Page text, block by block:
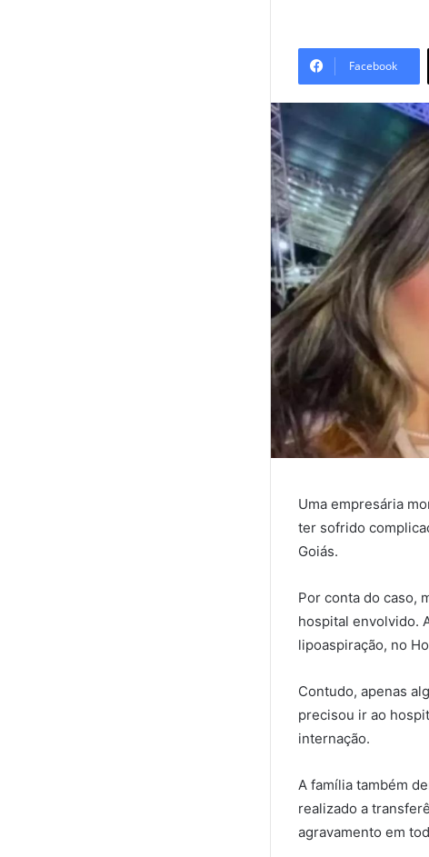
Facebook
Uma empresária
ter sofrido
Goiás.
Por conta do caso,
hospital envolvido.
lipoaspiração, no
Contudo, apenas
precisou ir ao
internação.
A família também
realizado a
agravamento em